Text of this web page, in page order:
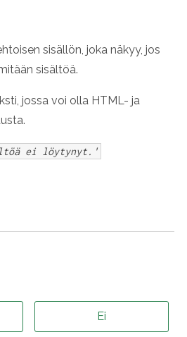
sisällön, joka näkyy, jos
sisältöä.
jossa voi olla HTML- ja
ei löytynyt.'
Ei